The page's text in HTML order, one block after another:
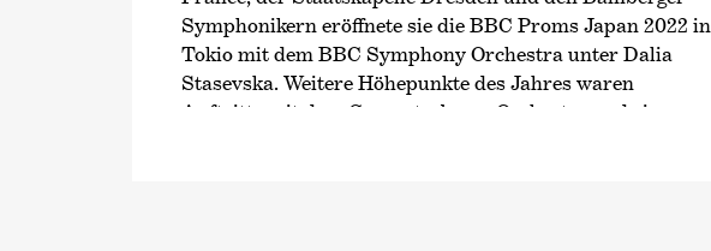
Symphonikern eröffnete sie die BBC Proms Japan 2022 in
Tokio mit dem BBC Symphony Orchestra unter Dalia
Stasevska. Weitere Höhepunkte des Jahres waren
Auftritte mit dem Concertgebouw-Orchester und eine